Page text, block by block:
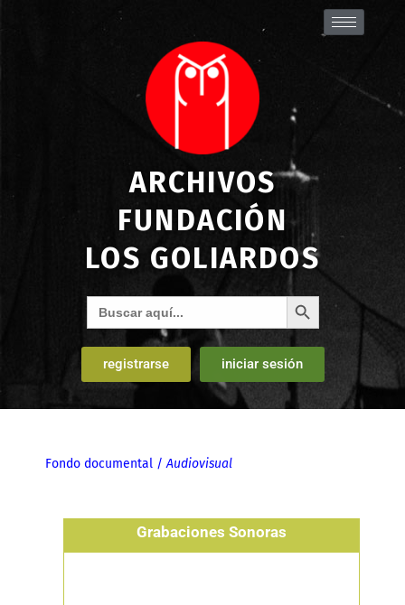
ARCHIVOS
FUNDACIÓN
LOS GOLIARDOS
Buscar: Botón de búsqueda
registrarse iniciar sesión
Fondo documental /Audiovisual
Grabaciones Sonoras